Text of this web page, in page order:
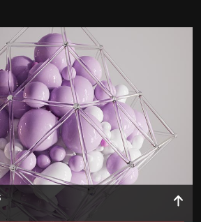
edición de color y filtros